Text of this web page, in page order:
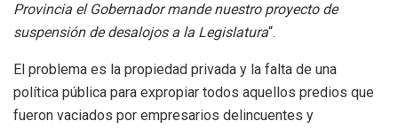
Provincia el Gobernador mande nuestro proyecto de
suspensión de desalojos a la Legislatura“.
El problema es la propiedad privada y la falta de una
política pública para expropiar todos aquellos predios que
fueron vaciados por empresarios delincuentes y